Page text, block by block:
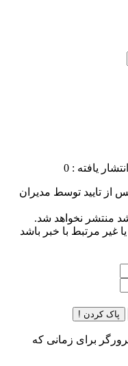
انتشار یافته : 0
تایید توسط مدیران
منتشر نخواهد شد.
غیر مرتبط با خبر باشد
پاک کردن !
برای زمانی که